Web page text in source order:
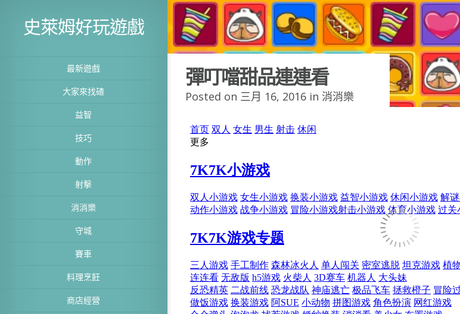
史萊姆好玩遊戲
最新遊戲
大家來找碴
益智
技巧
動作
射擊
消消樂
守城
賽車
料理烹飪
商店經營
彈叮噹甜品連連看
Posted on 三月 16, 2016 in 消消樂